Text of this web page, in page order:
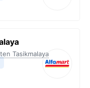
Tasikmalaya